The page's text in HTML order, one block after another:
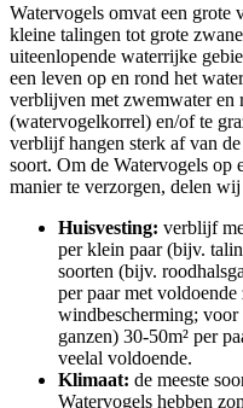
Watervogels omvat een grote
kleine talingen tot grote
uiteenlopende waterrijke
een leven op en rond het
verblijven met zwemwater en
(watervogelkorrel) en/of te
verblijf hangen sterk af van
soort. Om de Watervogels op
manier te verzorgen, delen
Huisvesting: verblijf
per klein paar (bijv.
soorten (bijv.
per paar met
windbescherming;
ganzen) 30-50m² per
veelal voldoende.
Klimaat: de meeste
Watervogels hebben